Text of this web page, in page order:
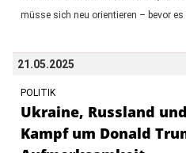
müsse sich neu orientieren – bevor
21.05.2025
POLITIK
Ukraine, Russland
Kampf um Donald